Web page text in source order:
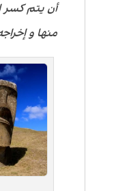
أن يتم كسر
منها و